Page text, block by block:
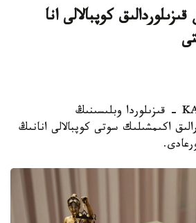
كوپبالالى انا
قىزىلوردا. KAZINFORM - قىزىلوردا وبلىسىنىڭ
اكىمشىلىك سوتى كوپبالالى انانىڭ